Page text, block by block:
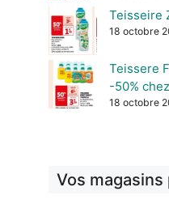
Teisseire
18 octobre
Teissere
-50%
18 octobre
Vos